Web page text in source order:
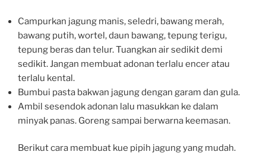
Campurkan jagung manis, seledri, bawang merah,
bawang putih, wortel, daun bawang, tepung terigu,
tepung beras dan telur. Tuangkan air sedikit demi
sedikit. Jangan membuat adonan terlalu encer atau
terlalu kental.
Bumbui pasta bakwan jagung dengan garam dan gula.
Ambil sesendok adonan lalu masukkan ke dalam
minyak panas. Goreng sampai berwarna keemasan.
Berikut cara membuat kue pipih jagung yang mudah.